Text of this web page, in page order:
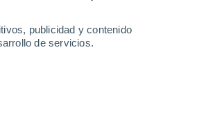
publicidad y contenido
de servicios.